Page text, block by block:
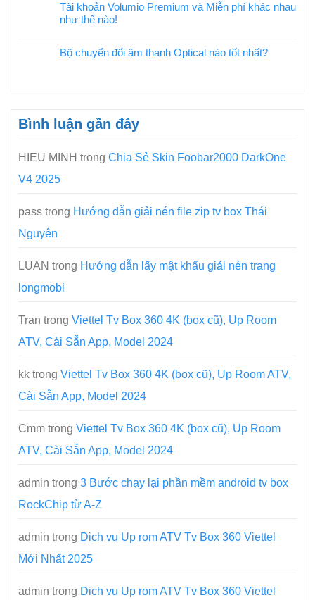
Tài khoản Volumio Premium và Miễn phí khác nhau
như thế nào!
Bộ chuyển đổi âm thanh Optical nào tốt nhất?
Bình luận gần đây
HIEU MINH trong Chia Sẻ Skin Foobar2000 DarkOne
V4 2025
pass trong Hướng dẫn giải nén file zip tv box Thái
Nguyên
LUAN trong Hướng dẫn lấy mật khẩu giải nén trang
longmobi
Tran trong Viettel Tv Box 360 4K (box cũ), Up Room
ATV, Cài Sẵn App, Model 2024
kk trong Viettel Tv Box 360 4K (box cũ), Up Room ATV,
Cài Sẵn App, Model 2024
Cmm trong Viettel Tv Box 360 4K (box cũ), Up Room
ATV, Cài Sẵn App, Model 2024
admin trong 3 Bước chạy lại phần mềm android tv box
RockChip từ A-Z
admin trong Dịch vụ Up rom ATV Tv Box 360 Viettel
Mới Nhất 2025
admin trong Dịch vụ Up rom ATV Tv Box 360 Viettel